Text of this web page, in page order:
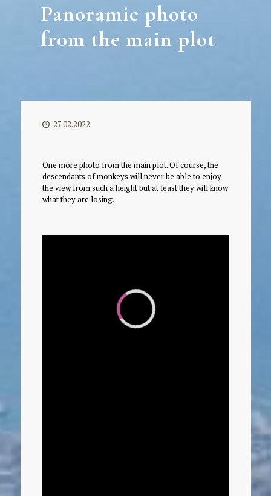
Panoramic photo
from the main plot
27.02.2022
One more photo from the main plot. Of course, the
descendants of monkeys will never be able to enjoy
the view from such a height but at least they will know
what they are losing.